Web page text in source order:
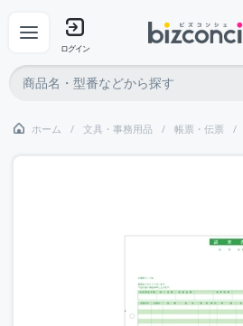
ログイン
ホーム 文具・事務用品 帳票・伝票